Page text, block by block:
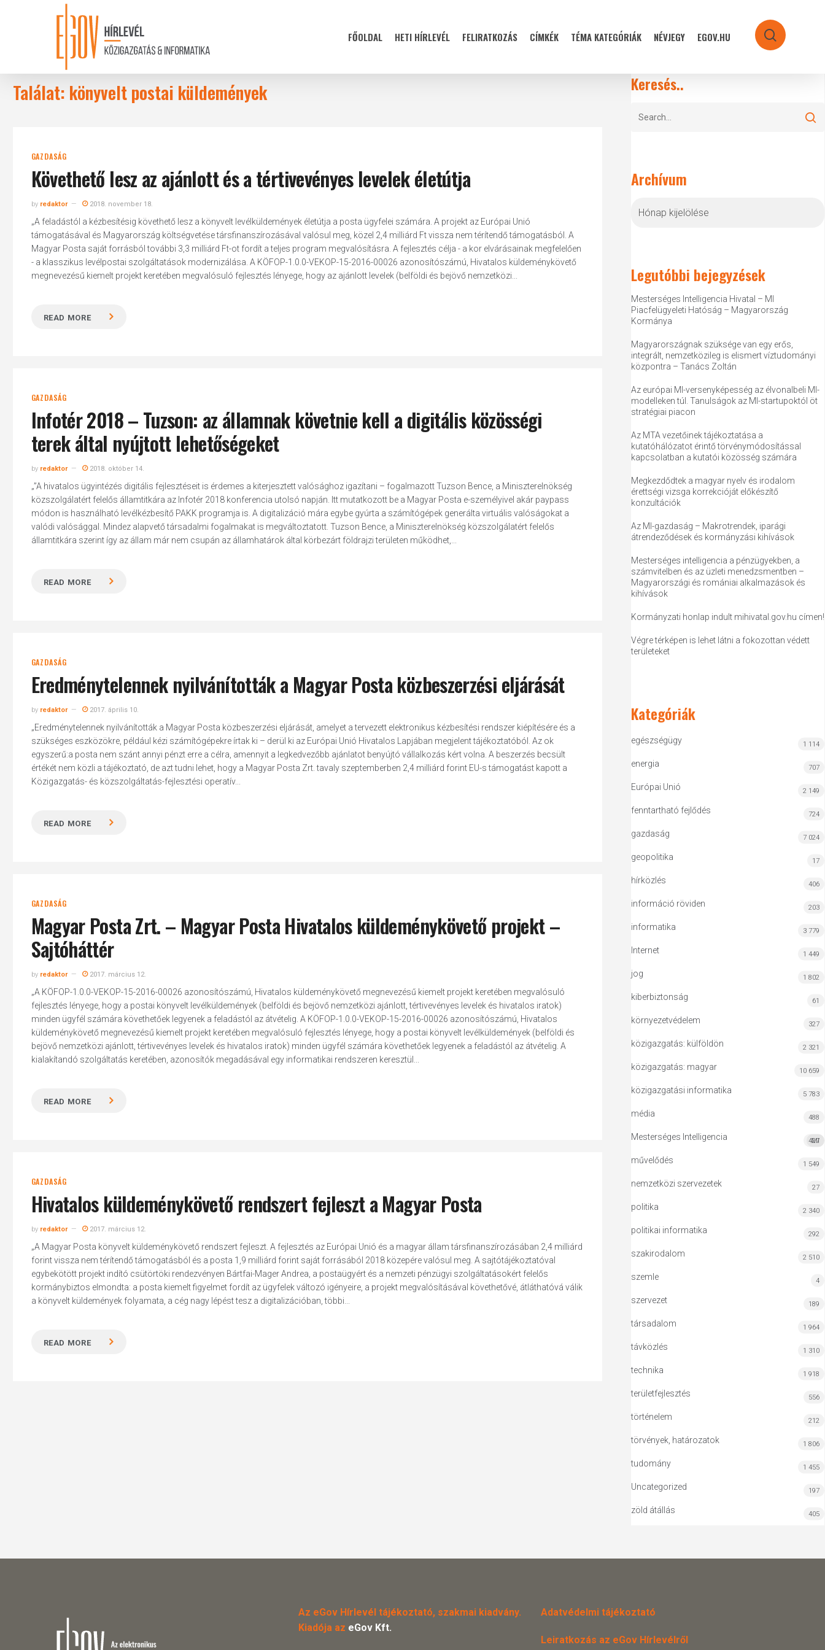
FŐOLDAL HETI HÍRLEVÉL FELIRATKOZÁS CÍMKÉK TÉMA KATEGÓRIÁK NÉVJEGY EGOV.HU search
Találat: könyvelt postai küldemények
GAZDASÁG
Követhető lesz az ajánlott és a tértivevényes levelek életútja
by redaktor 2018. november 18.
„A feladástól a kézbesítésig követhető lesz a könyvelt levélküldemények életútja a posta ügyfelei számára. A projekt az Európai Unió
támogatásával és Magyarország költségvetése társfinanszírozásával valósul meg, közel 2,4 milliárd Ft vissza nem térítendő támogatásból. A
Magyar Posta saját forrásból további 3,3 milliárd Ft-ot fordít a teljes program megvalósításra. A fejlesztés célja - a kor elvárásainak megfelelően
- a klasszikus levélpostai szolgáltatások modernizálása. A KÖFOP-1.0.0-VEKOP-15-2016-00026 azonosítószámú, Hivatalos küldeménykövető
megnevezésű kiemelt projekt keretében megvalósuló fejlesztés lényege, hogy az ajánlott levelek (belföldi és bejövő nemzetközi...
READ MORE
GAZDASÁG
Infotér 2018 – Tuzson: az államnak követnie kell a digitális közösségi
terek által nyújtott lehetőségeket
by redaktor 2018. október 14.
„”A hivatalos ügyintézés digitális fejlesztéseit is érdemes a kiterjesztett valósághoz igazítani – fogalmazott Tuzson Bence, a Miniszterelnökség
közszolgálatért felelős államtitkára az Infotér 2018 konferencia utolsó napján. Itt mutatkozott be a Magyar Posta e-személyivel akár paypass
módon is használható levélkézbesítő PAKK programja is. A digitalizáció mára egybe gyúrta a számítógépek generálta virtuális valóságokat a
valódi valósággal. Mindez alapvető társadalmi fogalmakat is megváltoztatott. Tuzson Bence, a Miniszterelnökség közszolgálatért felelős
államtitkára szerint így az állam már nem csupán az államhatárok által körbezárt földrajzi területen működhet,...
READ MORE
GAZDASÁG
Eredménytelennek nyilvánították a Magyar Posta közbeszerzési eljárását
by redaktor 2017. április 10.
„Eredménytelennek nyilvánították a Magyar Posta közbeszerzési eljárását, amelyet a tervezett elektronikus kézbesítési rendszer kiépítésére és a
szükséges eszközökre, például kézi számítógépekre írtak ki – derül ki az Európai Unió Hivatalos Lapjában megjelent tájékoztatóból. Az ok
egyszerű:a posta nem szánt annyi pénzt erre a célra, amennyit a legkedvezőbb ajánlatot benyújtó vállalkozás kért volna. A beszerzés becsült
értékét nem közli a tájékoztató, de azt tudni lehet, hogy a Magyar Posta Zrt. tavaly szeptemberben 2,4 milliárd forint EU-s támogatást kapott a
Közigazgatás- és közszolgáltatás-fejlesztési operatív...
READ MORE
GAZDASÁG
Magyar Posta Zrt. – Magyar Posta Hivatalos küldeménykövető projekt –
Sajtóháttér
by redaktor 2017. március 12.
„A KÖFOP-1.0.0-VEKOP-15-2016-00026 azonosítószámú, Hivatalos küldeménykövető megnevezésű kiemelt projekt keretében megvalósuló
fejlesztés lényege, hogy a postai könyvelt levélküldemények (belföldi és bejövő nemzetközi ajánlott, tértivevényes levelek és hivatalos iratok)
minden ügyfél számára követhetőek legyenek a feladástól az átvételig. A KÖFOP-1.0.0-VEKOP-15-2016-00026 azonosítószámú, Hivatalos
küldeménykövető megnevezésű kiemelt projekt keretében megvalósuló fejlesztés lényege, hogy a postai könyvelt levélküldemények (belföldi és
bejövő nemzetközi ajánlott, tértivevényes levelek és hivatalos iratok) minden ügyfél számára követhetőek legyenek a feladástól az átvételig. A
kialakítandó szolgáltatás keretében, azonosítók megadásával egy informatikai rendszeren keresztül...
READ MORE
GAZDASÁG
Hivatalos küldeménykövető rendszert fejleszt a Magyar Posta
by redaktor 2017. március 12.
„A Magyar Posta könyvelt küldeménykövető rendszert fejleszt. A fejlesztés az Európai Unió és a magyar állam társfinanszírozásában 2,4 milliárd
forint vissza nem térítendő támogatásból és a posta 1,9 milliárd forint saját forrásából 2018 közepére valósul meg. A sajtótájékoztatóval
egybekötött projekt indító csütörtöki rendezvényen Bártfai-Mager Andrea, a postaügyért és a nemzeti pénzügyi szolgáltatásokért felelős
kormánybiztos elmondta: a posta kiemelt figyelmet fordít az ügyfelek változó igényeire, a projekt megvalósításával követhetővé, átláthatóvá válik
a könyvelt küldemények folyamata, a cég nagy lépést tesz a digitalizációban, többi...
READ MORE
Keresés..
Archívum
Legutóbbi bejegyzések
Mesterséges Intelligencia Hivatal – MI
Piacfelügyeleti Hatóság – Magyarország
Kormánya
Magyarországnak szüksége van egy erős,
integrált, nemzetközileg is elismert víztudományi
központra – Tanács Zoltán
Az európai MI-versenyképesség az élvonalbeli MI-
modelleken túl. Tanulságok az MI-startupoktól öt
stratégiai piacon
Az MTA vezetőinek tájékoztatása a
kutatóhálózatot érintő törvénymódosítással
kapcsolatban a kutatói közösség számára
Megkezdődtek a magyar nyelv és irodalom
érettségi vizsga korrekcióját előkészítő
konzultációk
Az MI-gazdaság – Makrotrendek, iparági
átrendeződések és kormányzási kihívások
Mesterséges intelligencia a pénzügyekben, a
számvitelben és az üzleti menedzsmentben –
Magyarországi és romániai alkalmazások és
kihívások
Kormányzati honlap indult mihivatal.gov.hu címen!
Végre térképen is lehet látni a fokozottan védett
területeket
Kategóriák
egészségügy 1 114
energia 707
Európai Unió 2 149
fenntartható fejlődés 724
gazdaság 7 024
geopolitika 17
hírközlés 406
információ röviden 203
informatika 3 779
Internet 1 449
jog 1 802
kiberbiztonság 61
környezetvédelem 327
közigazgatás: külföldön 2 321
közigazgatás: magyar 10 659
közigazgatási informatika 5 783
média 488
Mesterséges Intelligencia MI
427
művelődés 1 549
nemzetközi szervezetek 27
politika 2 340
politikai informatika 292
szakirodalom 2 510
szemle 4
szervezet 189
társadalom 1 964
távközlés 1 310
technika 1 918
területfejlesztés 556
történelem 212
törvények, határozatok 1 806
tudomány 1 455
Uncategorized 197
zöld átállás 405
Az eGov Hírlevél tájékoztató, szakmai kiadvány.
Kiadója az eGov Kft.
Adatvédelmi tájékoztató
Leiratkozás az eGov Hírlevélről